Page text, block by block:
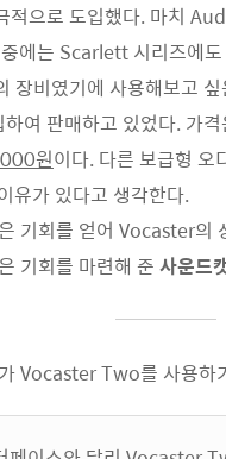
으로 도입했다. 마치
에는 Scarlett 시리즈에
장비였기에 사용해보고
여 판매하고 있었다. 가
원이다. 다른 보급형 오
유가 있다고 생각한다.
기회를 얻어 Vocaster의
기회를 마련해 준 사운드
Vocaster Two를 사용하